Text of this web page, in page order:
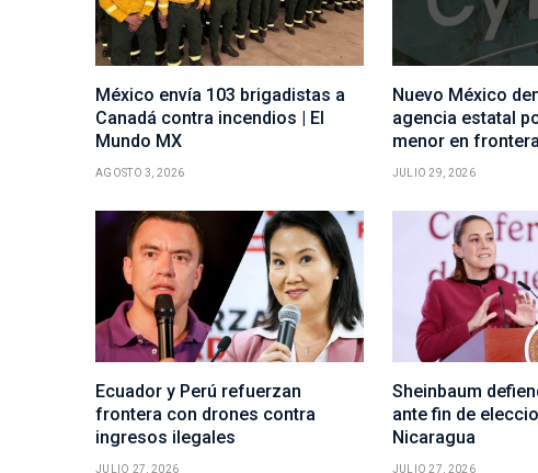
México envía 103 brigadistas a
Canadá contra incendios | El
Mundo MX
AGOSTO 3, 2026
Nuevo México
agencia estatal
menor en frontera
JULIO 29, 2026
Ecuador y Perú refuerzan
frontera con drones contra
ingresos ilegales
JULIO 27, 2026
Sheinbaum
ante fin de
Nicaragua
JULIO 27, 2026